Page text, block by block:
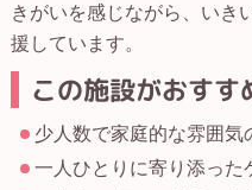
きがいを感じながら、いき
援しています。
この施設がおすす
少人数で家庭的な雰囲気
一人ひとりに寄り添った